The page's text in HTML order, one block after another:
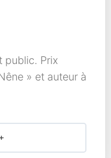
public. Prix
» et auteur à